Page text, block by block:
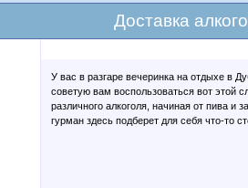
Доставка
У вас в разгаре вечеринка на отдыхе в
советую вам воспользоваться вот этой
различного алкоголя, начиная от пива
гурман здесь подберет для себя что-то